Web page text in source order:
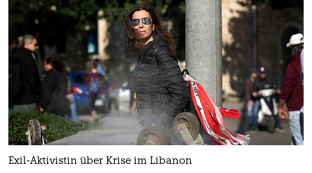
Exil-Aktivistin über Krise im Libanon